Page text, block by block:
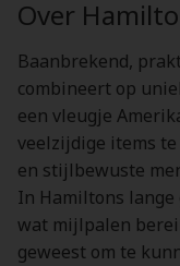
Over
Baanbrekend,
combineert op
een vleugje
veelzijdige items
en stijlbewuste
In Hamiltons
wat mijlpalen
geweest om te